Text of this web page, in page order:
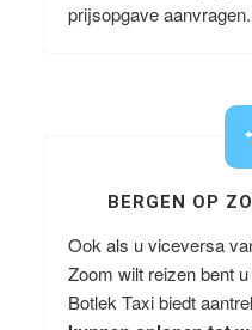
prijsopgave aanvragen.
BERGEN OP
Ook als u viceversa
Zoom wilt reizen bent
Botlek Taxi biedt